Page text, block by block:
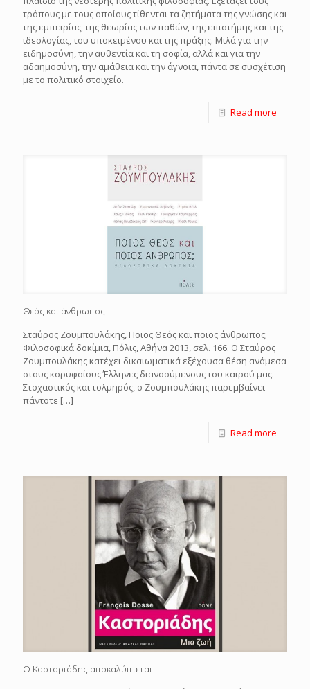
τρόπους με τους οποίους τίθενται τα ζητήματα της γνώσης και
της εμπειρίας, της θεωρίας των παθών, της επιστήμης και της
ιδεολογίας, του υποκειμένου και της πράξης. Μιλά για την
ειδημοσύνη, την αυθεντία και τη σοφία, αλλά και για την
αδαημοσύνη, την αμάθεια και την άγνοια, πάντα σε συσχέτιση
με το πολιτικό στοιχείο.
Read more
Θεός και άνθρωπος
Σταύρος Ζουμπουλάκης, Ποιος Θεός και ποιος άνθρωπος;
Φιλοσοφικά δοκίμια, Πόλις, Αθήνα 2013, σελ. 166. Ο Σταύρος
Ζουμπουλάκης κατέχει δικαιωματικά εξέχουσα θέση ανάμεσα
στους κορυφαίους Έλληνες διανοούμενους του καιρού μας.
Στοχαστικός και τολμηρός, ο Ζουμπουλάκης παρεμβαίνει
πάντοτε […]
Read more
Ο Καστοριάδης αποκαλύπτεται